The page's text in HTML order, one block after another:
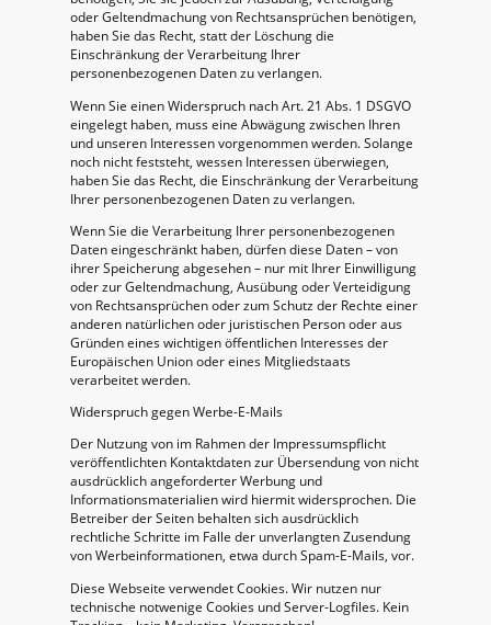
oder Geltendmachung von Rechtsansprüchen benötigen,
haben Sie das Recht, statt der Löschung die
Einschränkung der Verarbeitung Ihrer
personenbezogenen Daten zu verlangen.
Wenn Sie einen Widerspruch nach Art. 21 Abs. 1 DSGVO
eingelegt haben, muss eine Abwägung zwischen Ihren
und unseren Interessen vorgenommen werden. Solange
noch nicht feststeht, wessen Interessen überwiegen,
haben Sie das Recht, die Einschränkung der Verarbeitung
Ihrer personenbezogenen Daten zu verlangen.
Wenn Sie die Verarbeitung Ihrer personenbezogenen
Daten eingeschränkt haben, dürfen diese Daten – von
ihrer Speicherung abgesehen – nur mit Ihrer Einwilligung
oder zur Geltendmachung, Ausübung oder Verteidigung
von Rechtsansprüchen oder zum Schutz der Rechte einer
anderen natürlichen oder juristischen Person oder aus
Gründen eines wichtigen öffentlichen Interesses der
Europäischen Union oder eines Mitgliedstaats
verarbeitet werden.
Widerspruch gegen Werbe-E-Mails
Der Nutzung von im Rahmen der Impressumspflicht
veröffentlichten Kontaktdaten zur Übersendung von nicht
ausdrücklich angeforderter Werbung und
Informationsmaterialien wird hiermit widersprochen. Die
Betreiber der Seiten behalten sich ausdrücklich
rechtliche Schritte im Falle der unverlangten Zusendung
von Werbeinformationen, etwa durch Spam-E-Mails, vor.
Diese Webseite verwendet Cookies. Wir nutzen nur
technische notwenige Cookies und Server-Logfiles. Kein